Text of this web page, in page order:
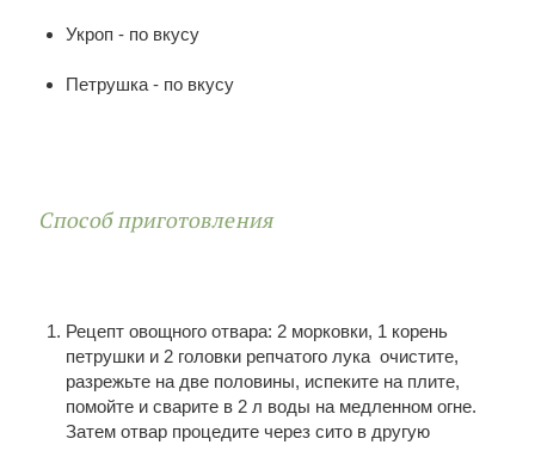
Укроп - по вкусу
Петрушка - по вкусу
Способ приготовления
Рецепт овощного отвара: 2 морковки, 1 корень
петрушки и 2 головки репчатого лука очистите,
разрежьте на две половины, испеките на плите,
помойте и сварите в 2 л воды на медленном огне.
Затем отвар процедите через сито в другую